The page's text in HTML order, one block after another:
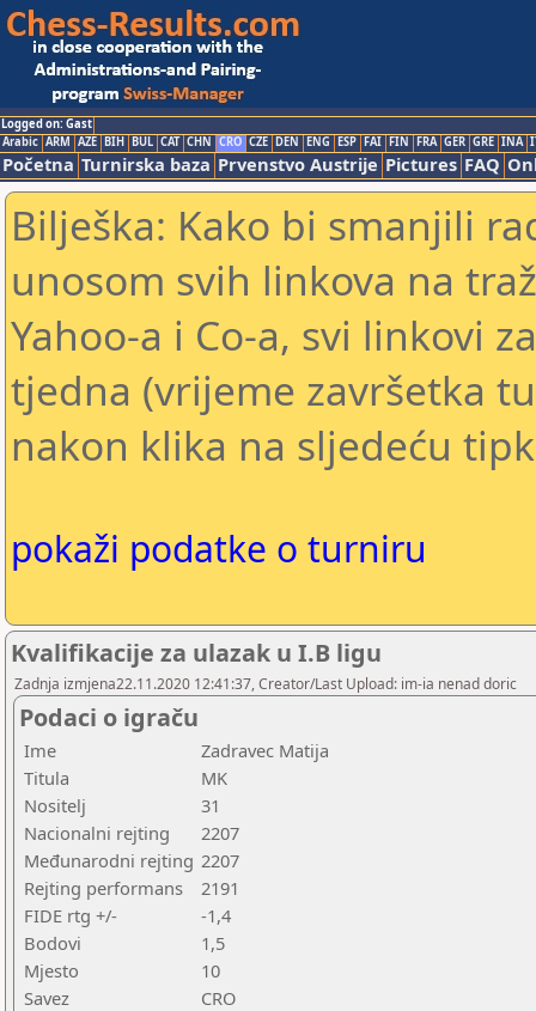
Logged on: Gast
Arabic ARM AZE BIH BUL CAT CHN CRO CZE DEN ENG ESP FAI FIN FRA GER GRE INA
Početna Turnirska baza Prvenstvo Austrije Pictures FAQ
Bilješka: Kako bi smanjili
unosom svih linkova na
Yahoo-a i Co-a, svi linkovi
tjedna (vrijeme završetka
nakon klika na sljedeću
pokaži podatke o turniru
Kvalifikacije za ulazak u I.B ligu
Zadnja izmjena22.11.2020 12:41:37, Creator/Last Upload: im-ia nenad doric
Podaci o igraču
Ime
Zadravec Matija
Titula
MK
Nositelj
31
Nacionalni rejting
2207
Međunarodni rejting 2207
Rejting performans
2191
FIDE rtg +/-
-1,4
Bodovi
1,5
Mjesto
10
Savez
CRO